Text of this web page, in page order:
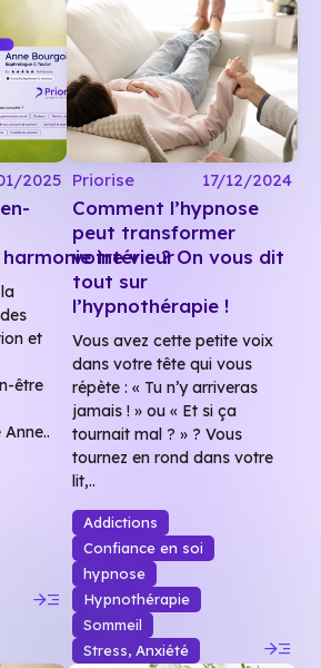
2025
intérieur
et
être
read_more
Priorise 17/12/2024
Comment l’hypnose
peut transformer
votre vie ? On vous dit
tout sur
l’hypnothérapie !
Vous avez cette petite voix
dans votre tête qui vous
répète : « Tu n’y arriveras
jamais ! » ou « Et si ça
tournait mal ? » ? Vous
tournez en rond dans votre
lit,..
Addictions
Confiance en soi
hypnose
Hypnothérapie
Sommeil
Stress, Anxiété
read_more